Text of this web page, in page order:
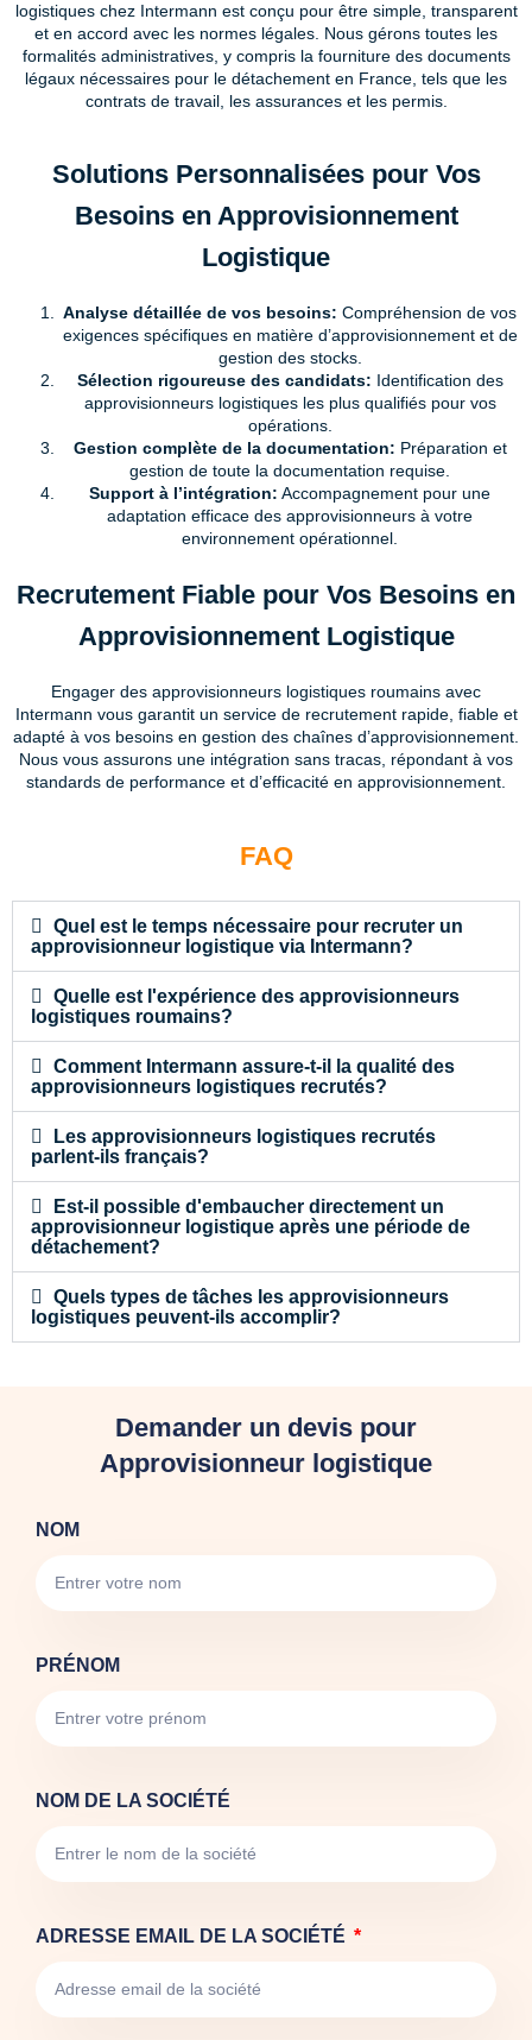
logistiques chez Intermann est conçu pour être simple, transparent
et en accord avec les normes légales. Nous gérons toutes les
formalités administratives, y compris la fourniture des documents
légaux nécessaires pour le détachement en France, tels que les
contrats de travail, les assurances et les permis.
Solutions Personnalisées pour Vos
Besoins en Approvisionnement
Logistique
Analyse détaillée de vos besoins: Compréhension de vos
exigences spécifiques en matière d’approvisionnement et de
gestion des stocks.
Sélection rigoureuse des candidats: Identification des
approvisionneurs logistiques les plus qualifiés pour vos
opérations.
Gestion complète de la documentation: Préparation et
gestion de toute la documentation requise.
Support à l’intégration: Accompagnement pour une
adaptation efficace des approvisionneurs à votre
environnement opérationnel.
Recrutement Fiable pour Vos Besoins en
Approvisionnement Logistique
Engager des approvisionneurs logistiques roumains avec
Intermann vous garantit un service de recrutement rapide, fiable et
adapté à vos besoins en gestion des chaînes d’approvisionnement.
Nous vous assurons une intégration sans tracas, répondant à vos
standards de performance et d’efficacité en approvisionnement.
FAQ
Quel est le temps nécessaire pour recruter un
approvisionneur logistique via Intermann?
Quelle est l'expérience des approvisionneurs
logistiques roumains?
Comment Intermann assure-t-il la qualité des
approvisionneurs logistiques recrutés?
Les approvisionneurs logistiques recrutés
parlent-ils français?
Est-il possible d'embaucher directement un
approvisionneur logistique après une période de
détachement?
Quels types de tâches les approvisionneurs
logistiques peuvent-ils accomplir?
Demander un devis pour
Approvisionneur logistique
NOM
PRÉNOM
NOM DE LA SOCIÉTÉ
ADRESSE EMAIL DE LA SOCIÉTÉ